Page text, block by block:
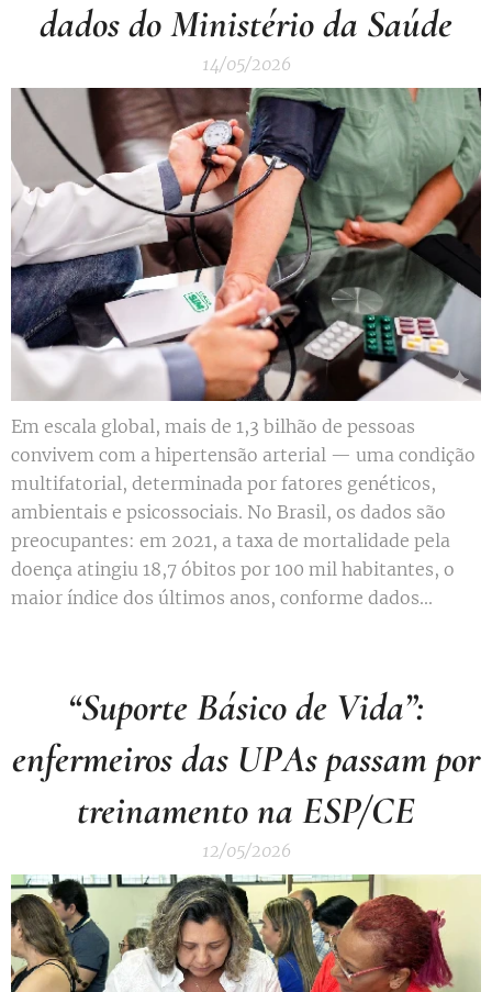
dados do Ministério da Saúde
14/05/2026
Em escala global, mais de 1,3 bilhão de pessoas
convivem com a hipertensão arterial — uma condição
multifatorial, determinada por fatores genéticos,
ambientais e psicossociais. No Brasil, os dados são
preocupantes: em 2021, a taxa de mortalidade pela
doença atingiu 18,7 óbitos por 100 mil habitantes, o
maior índice dos últimos anos, conforme dados...
“Suporte Básico de Vida”:
enfermeiros das UPAs passam por
treinamento na ESP/CE
12/05/2026